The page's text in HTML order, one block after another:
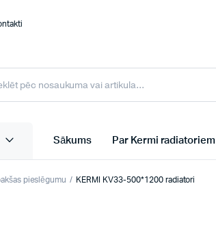
Sākums Par Kermi radiatoriem
pieslēgumu KERMI KV33-500*1200 radiatori